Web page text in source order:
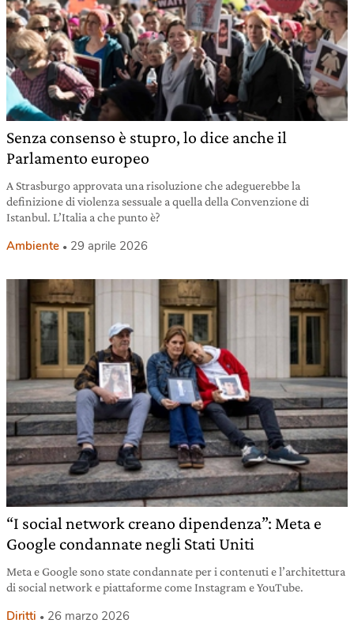
Senza consenso è stupro, lo dice anche il
Parlamento europeo
A Strasburgo approvata una risoluzione che adeguerebbe la
definizione di violenza sessuale a quella della Convenzione di
Istanbul. L’Italia a che punto è?
Ambiente 29 aprile 2026
“I social network creano dipendenza”: Meta e
Google condannate negli Stati Uniti
Meta e Google sono state condannate per i contenuti e l’architettura
di social network e piattaforme come Instagram e YouTube.
Diritti 26 marzo 2026